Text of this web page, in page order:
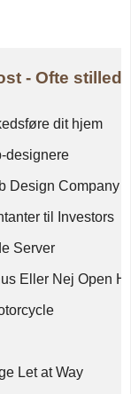
- Ofte
dit hjem
designere
Design Company
til Investors
Server
Eller Nej Open
Let at Way